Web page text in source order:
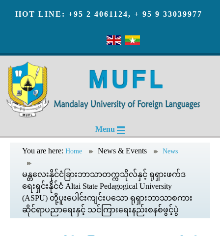
HOT LINE: +95 2 4061124, + 95 9 33039977
Menu
You are here: Home News & Events News
မန္တလေးနိုင်ငံခြားဘာသာတက္ကသိုလ်နှင့် ရုရှားဖက်ဒ
ရေးရှင်းနိုင်ငံ Altai State Pedagogical University
(ASPU) တို့ပူးပေါင်းကျင်းပသော ရုရှားဘာသာစကား
ဆိုင်ရာပညာရေးနှင့် သင်ကြားရေးနည်းစနစ်ဖွင့်ပွဲ